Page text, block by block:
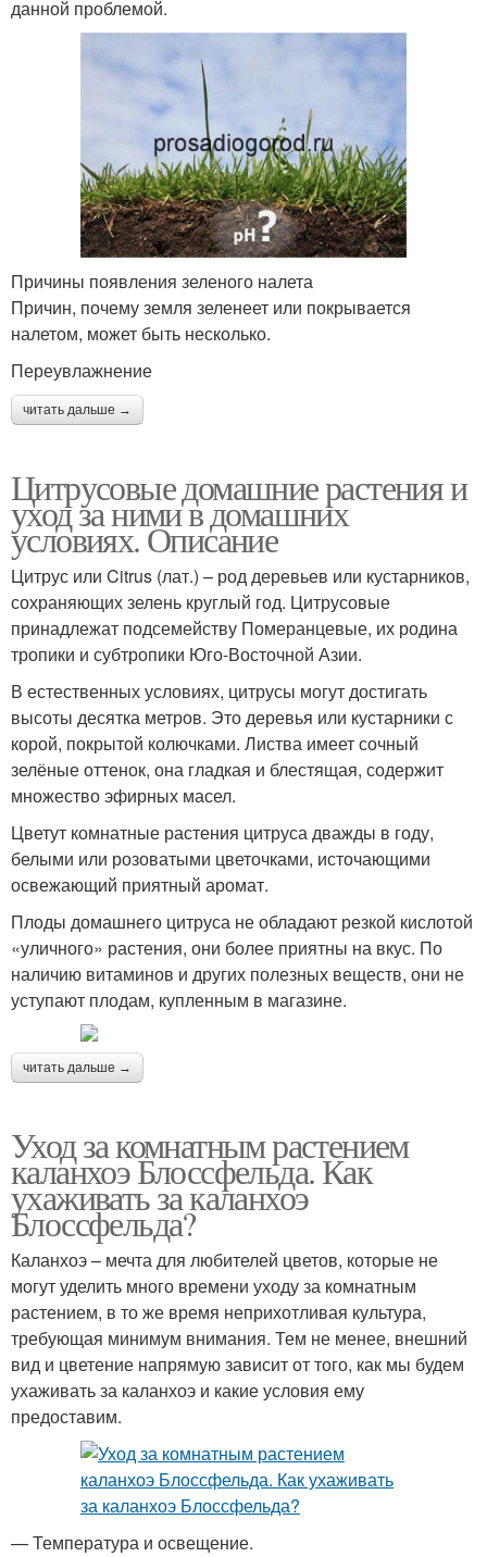
данной проблемой.
Причины появления зеленого налета
Причин, почему земля зеленеет или покрывается
налетом, может быть несколько.
Переувлажнение
читать дальше →
Цитрусовые домашние растения и
уход за ними в домашних
условиях. Описание
Цитрус или Citrus (лат.) – род деревьев или кустарников,
сохраняющих зелень круглый год. Цитрусовые
принадлежат подсемейству Померанцевые, их родина
тропики и субтропики Юго-Восточной Азии.
В естественных условиях, цитрусы могут достигать
высоты десятка метров. Это деревья или кустарники с
корой, покрытой колючками. Листва имеет сочный
зелёные оттенок, она гладкая и блестящая, содержит
множество эфирных масел.
Цветут комнатные растения цитруса дважды в году,
белыми или розоватыми цветочками, источающими
освежающий приятный аромат.
Плоды домашнего цитруса не обладают резкой кислотой
«уличного» растения, они более приятны на вкус. По
наличию витаминов и других полезных веществ, они не
уступают плодам, купленным в магазине.
читать дальше →
Уход за комнатным растением
каланхоэ Блоссфельда. Как
ухаживать за каланхоэ
Блоссфельда?
Каланхоэ – мечта для любителей цветов, которые не
могут уделить много времени уходу за комнатным
растением, в то же время неприхотливая культура,
требующая минимум внимания. Тем не менее, внешний
вид и цветение напрямую зависит от того, как мы будем
ухаживать за каланхоэ и какие условия ему
предоставим.
— Температура и освещение.